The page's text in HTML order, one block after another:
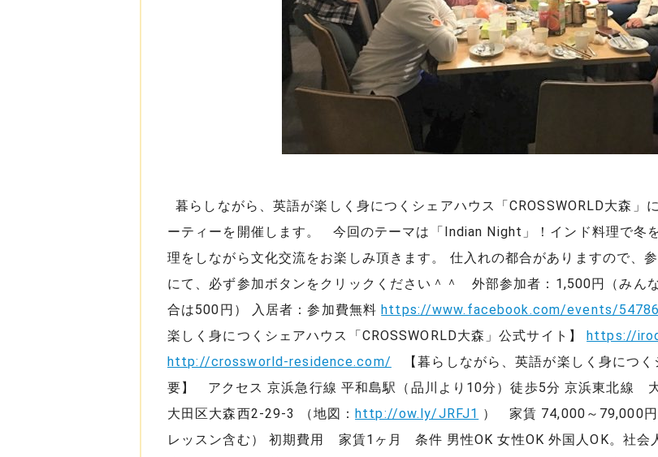
暮らしながら、英語が楽しく身につくシェアハウス「CROSSWORLD大森
ーティーを開催します。 今回のテーマは「Indian Night」！インド料理で冬
理をしながら文化交流をお楽しみ頂きます。 仕入れの都合がありますので、
にて、必ず参加ボタンをクリックください＾＾ 外部参加者：1,500円（みん
合は500円） 入居者：参加費無料 https://www.facebook.com/events/
楽しく身につくシェアハウス「CROSSWORLD大森」公式サイト】
https://
http://crossworld-residence.com/ 【暮らしながら、英語が楽しく身につく
要】 アクセス 京浜急行線 平和島駅（品川より10分）徒歩5分 京浜東北線
大田区大森西2-29-3 （地図： http://ow.ly/JRFJ1 ） 家賃 74,000～79,000
レッスン含む） 初期費用 家賃1ヶ月 条件 男性OK 女性OK 外国人OK。社